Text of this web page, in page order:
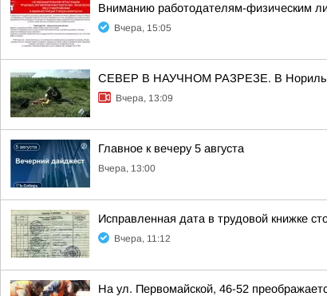
Вниманию работодателям-физическим
Вчера, 15:05
СЕВЕР В НАУЧНОМ РАЗРЕЗЕ. В
Вчера, 13:09
Главное к вечеру 5 августа
Вчера, 13:00
Исправленная дата в трудовой книжке
Вчера, 11:12
На ул. Первомайской, 46-52